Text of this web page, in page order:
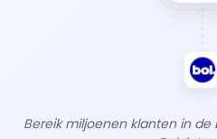
Bereik miljoenen klanten in